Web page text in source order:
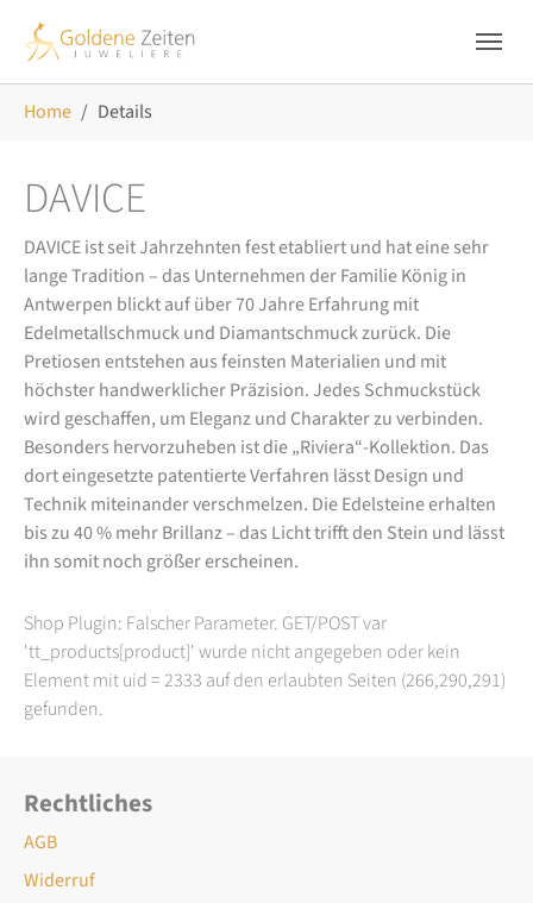
Home Details
DAVICE
DAVICE ist seit Jahrzehnten fest etabliert und hat eine sehr
lange Tradition – das Unternehmen der Familie König in
Antwerpen blickt auf über 70 Jahre Erfahrung mit
Edelmetallschmuck und Diamantschmuck zurück. Die
Pretiosen entstehen aus feinsten Materialien und mit
höchster handwerklicher Präzision. Jedes Schmuckstück
wird geschaffen, um Eleganz und Charakter zu verbinden.
Besonders hervorzuheben ist die „Riviera“-Kollektion. Das
dort eingesetzte patentierte Verfahren lässt Design und
Technik miteinander verschmelzen. Die Edelsteine erhalten
bis zu 40 % mehr Brillanz – das Licht trifft den Stein und lässt
ihn somit noch größer erscheinen.
Shop Plugin: Falscher Parameter. GET/POST var
'tt_products[product]' wurde nicht angegeben oder kein
Element mit uid = 2333 auf den erlaubten Seiten (266,290,291)
gefunden.
Rechtliches
AGB
Widerruf